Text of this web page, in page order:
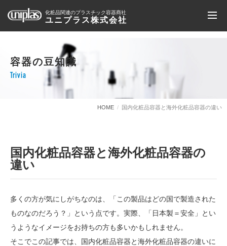
化粧品関連のプラスチック容器商社
ユニプラス株式会社
容器の豆知識
Trivia
HOME 国内化粧品容器と海外化粧品容器の違い
国内化粧品容器と海外化粧品容器の
違い
多くの方が気にしがちなのは、「この製品はどの国で製造された
ものなのだろう？」という点です。実際、「日本製＝安全」とい
うようなイメージをお持ちの方も多いかもしれません。
そこでこの記事では、国内化粧品容器と海外化粧品容器の違いに